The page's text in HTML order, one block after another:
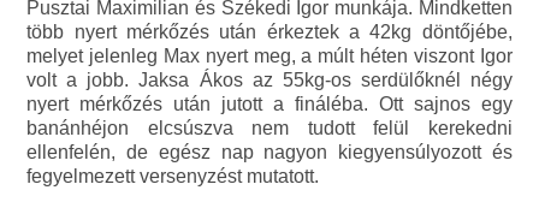
Pusztai Maximilian és Székedi Igor munkája. Mindketten
több nyert mérkőzés után érkeztek a 42kg döntőjébe,
melyet jelenleg Max nyert meg, a múlt héten viszont Igor
volt a jobb. Jaksa Ákos az 55kg-os serdülőknél négy
nyert mérkőzés után jutott a fináléba. Ott sajnos egy
banánhéjon elcsúszva nem tudott felül kerekedni
ellenfelén, de egész nap nagyon kiegyensúlyozott és
fegyelmezett versenyzést mutatott.